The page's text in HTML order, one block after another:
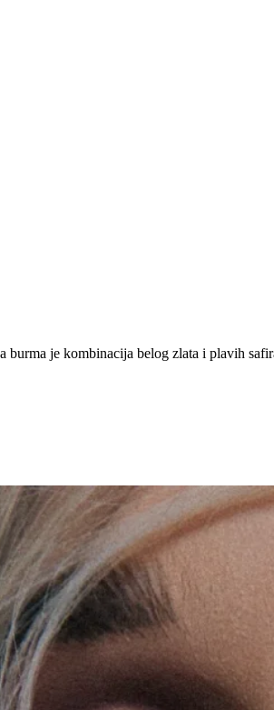
burma je kombinacija belog zlata i plavih